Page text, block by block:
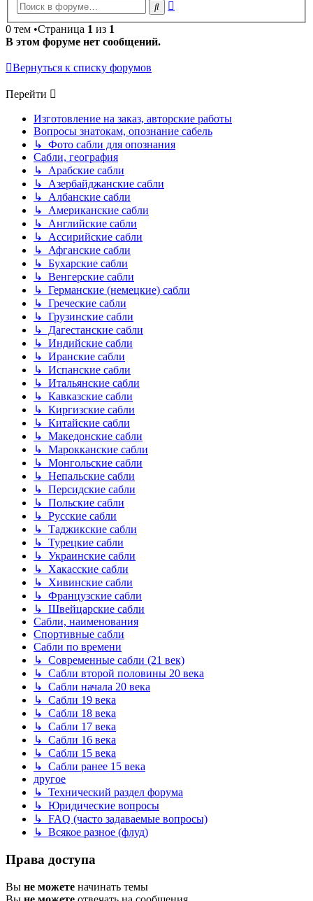
Поиск
0 тем •Страница 1 из 1
В этом форуме нет сообщений.
Вернуться к списку форумов
Перейти
Изготовление на заказ, авторские работы
Вопросы знатокам, опознание сабель
↳ Фото сабли для опознания
Сабли, география
↳ Арабские сабли
↳ Азербайджанские сабли
↳ Албанские сабли
↳ Американские сабли
↳ Английские сабли
↳ Ассирийские сабли
↳ Афганские сабли
↳ Бухарские сабли
↳ Венгерские сабли
↳ Германские (немецкие) сабли
↳ Греческие сабли
↳ Грузинские сабли
↳ Дагестанские сабли
↳ Индийские сабли
↳ Иранские сабли
↳ Испанские сабли
↳ Итальянские сабли
↳ Кавказские сабли
↳ Киргизские сабли
↳ Китайские сабли
↳ Македонские сабли
↳ Марокканские сабли
↳ Монгольские сабли
↳ Непальские сабли
↳ Персидские сабли
↳ Польские сабли
↳ Русские сабли
↳ Таджикские сабли
↳ Турецкие сабли
↳ Украинские сабли
↳ Хакасские сабли
↳ Хивинские сабли
↳ Французские сабли
↳ Швейцарские сабли
Сабли, наименования
Спортивные сабли
Сабли по времени
↳ Современные сабли (21 век)
↳ Сабли второй половины 20 века
↳ Сабли начала 20 века
↳ Сабли 19 века
↳ Сабли 18 века
↳ Сабли 17 века
↳ Сабли 16 века
↳ Сабли 15 века
↳ Сабли ранее 15 века
другое
↳ Технический раздел форума
↳ Юридические вопросы
↳ FAQ (часто задаваемые вопросы)
↳ Всякое разное (флуд)
Права доступа
Вы не можете начинать темы